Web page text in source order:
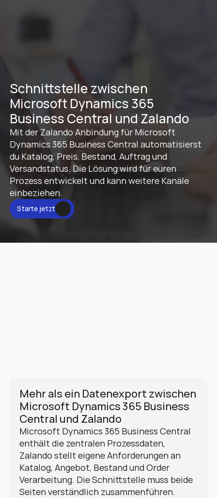
Schnittstelle zwischen
Microsoft Dynamics 365
Business Central und Zalando
Mit der Zalando Anbindung für Microsoft
Dynamics 365 Business Central automatisierst
du Katalog, Preis, Bestand, Auftrag und
Versandstatus. Die Lösung wird für euren
Prozess entwickelt und kann weitere Kanäle
einbeziehen.
Starte jetzt
Mehr als ein Datenexport zwischen
Microsoft Dynamics 365 Business
Central und Zalando
Microsoft Dynamics 365 Business Central
enthält die zentralen Prozessdaten,
Zalando stellt eigene Anforderungen an
Katalog, Angebot, Bestand und Order
Verarbeitung. Die Schnittstelle muss beide
Seiten verständlich zusammenführen.